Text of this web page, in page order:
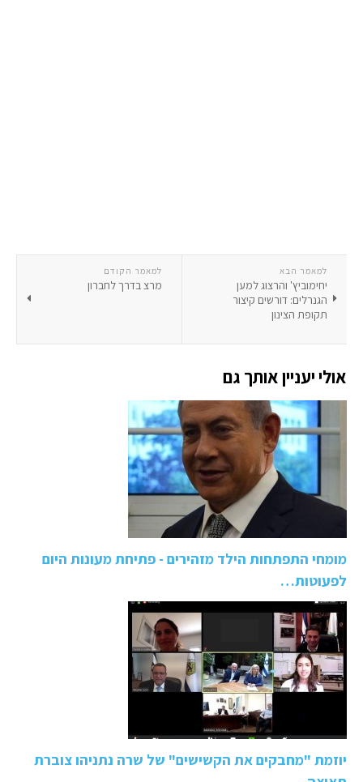
למאמר הקודם
מרצ בדרך לחברון
למאמר הבא
יחימוביץ' והרצוג למען
הגנרלים: דורשים קיצור
תקופת הצינון
אולי יעניין אותך גם
מומחי התפתחות הילד מזהירים - פתיחת מעונות היום
לפעוטות…
יוזמת "מחבקים את הקשישים" של שרה נתניהו צוברת